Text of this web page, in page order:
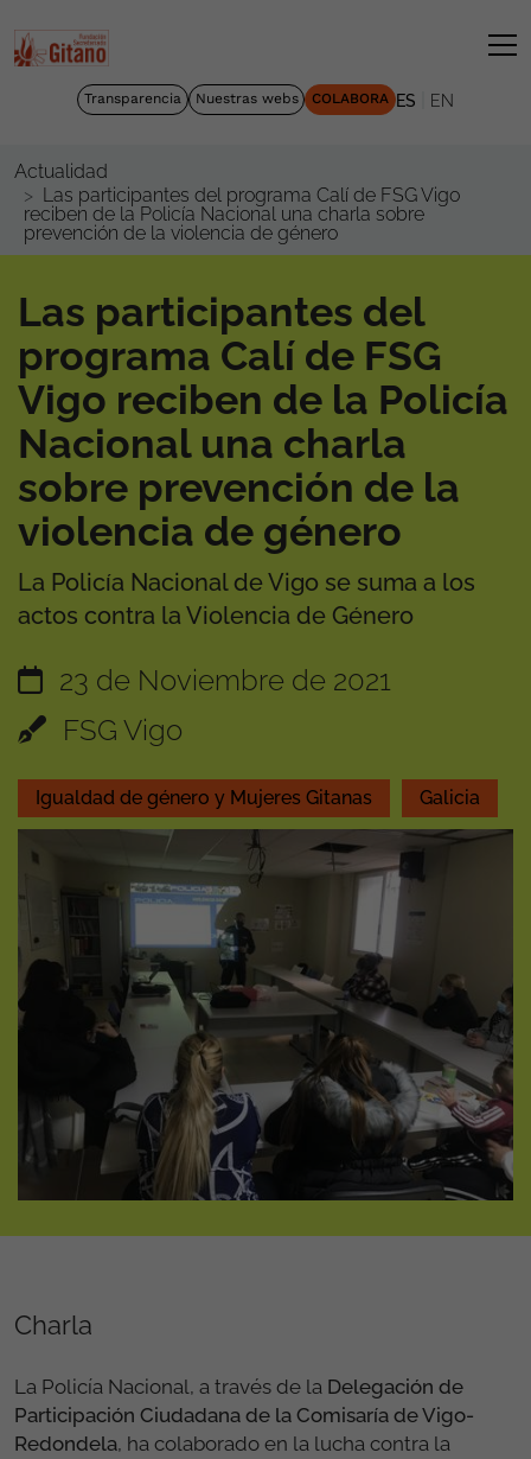
Transparencia Nuestras webs COLABORA ES EN
Actualidad
Las participantes del programa Calí de FSG Vigo
reciben de la Policía Nacional una charla sobre
prevención de la violencia de género
Las participantes del
programa Calí de FSG
Vigo reciben de la Policía
Nacional una charla
sobre prevención de la
violencia de género
La Policía Nacional de Vigo se suma a los
actos contra la Violencia de Género
23 de Noviembre de 2021
FSG Vigo
Igualdad de género y Mujeres Gitanas Galicia
Charla
La Policía Nacional, a través de la Delegación de
Participación Ciudadana de la Comisaría de Vigo-
Redondela, ha colaborado en la lucha contra la